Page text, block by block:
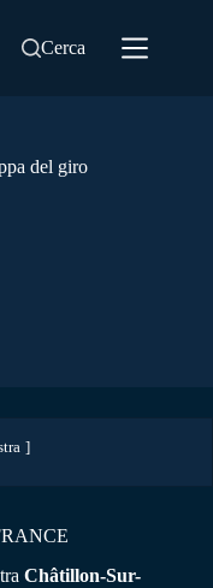
Cerca
del giro
Châtillon-Sur-